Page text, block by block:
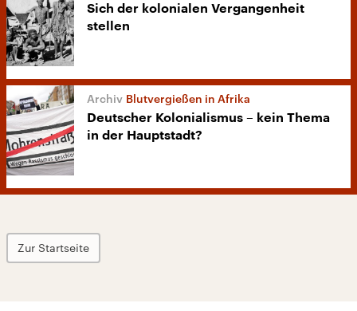
Sich der kolonialen Vergangenheit
stellen
Blutvergießen in Afrika
Deutscher Kolonialismus – kein Thema
in der Hauptstadt?
Zur Startseite